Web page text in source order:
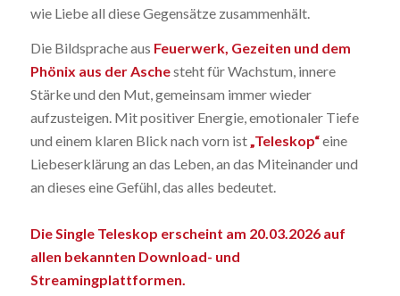
wie Liebe all diese Gegensätze zusammenhält.
Die Bildsprache aus Feuerwerk, Gezeiten und dem
Phönix aus der Aschesteht für Wachstum, innere
Stärke und den Mut, gemeinsam immer wieder
aufzusteigen. Mit positiver Energie, emotionaler Tiefe
und einem klaren Blick nach vorn ist„Teleskop“eine
Liebeserklärung an das Leben, an das Miteinander und
an dieses eine Gefühl, das alles bedeutet.
Die Single Teleskop erscheint am 20.03.2026 auf
allen bekannten Download- und
Streamingplattformen.